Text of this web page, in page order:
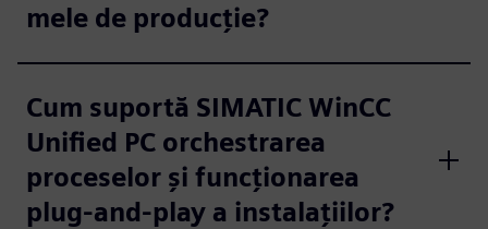
mele de producție?
Cum suportă SIMATIC WinCC
Unified PC orchestrarea
proceselor și funcționarea
plug-and-play a instalațiilor?